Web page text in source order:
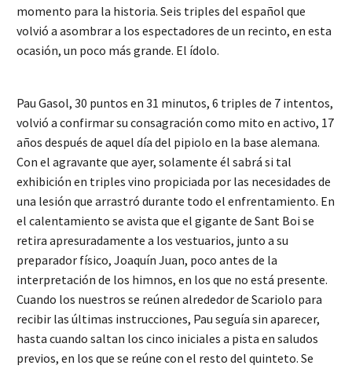
momento para la historia. Seis triples del español que
volvió a asombrar a los espectadores de un recinto, en esta
ocasión, un poco más grande. El ídolo.
Pau Gasol, 30 puntos en 31 minutos, 6 triples de 7 intentos,
volvió a confirmar su consagración como mito en activo, 17
años después de aquel día del pipiolo en la base alemana.
Con el agravante que ayer, solamente él sabrá si tal
exhibición en triples vino propiciada por las necesidades de
una lesión que arrastró durante todo el enfrentamiento. En
el calentamiento se avista que el gigante de Sant Boi se
retira apresuradamente a los vestuarios, junto a su
preparador físico, Joaquín Juan, poco antes de la
interpretación de los himnos, en los que no está presente.
Cuando los nuestros se reúnen alrededor de Scariolo para
recibir las últimas instrucciones, Pau seguía sin aparecer,
hasta cuando saltan los cinco iniciales a pista en saludos
previos, en los que se reúne con el resto del quinteto. Se